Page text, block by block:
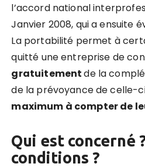
l’accord national
Janvier 2008, qui a ensuite
La portabilité permet à
quitté une entreprise de
gratuitementde la
de la prévoyance de celle-
maximum à compter de
Qui est concerné
conditions ?